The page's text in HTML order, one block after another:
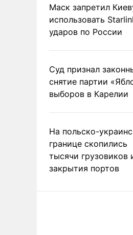
Маск запретил
использовать
ударов по России
Суд признал
снятие партии
выборов в Карелии
На польско-
границе скопились
тысячи грузовиков
закрытия портов